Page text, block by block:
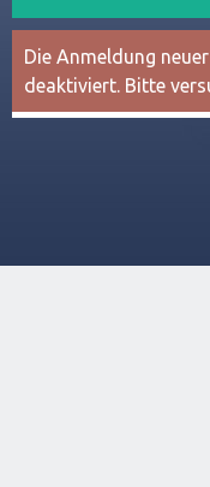
Die Anmeldung
deaktiviert. Bitte